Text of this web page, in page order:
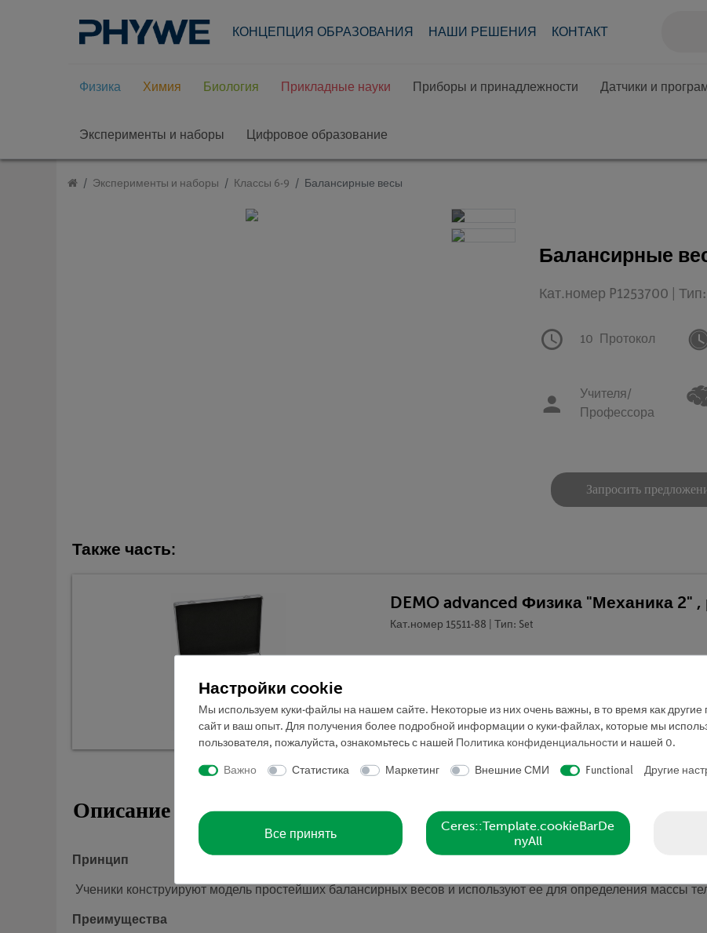
КОНЦЕПЦИЯ ОБРАЗОВАНИЯ НАШИ РЕШЕНИЯ КОНТАКТ
Физика Химия Биология Прикладные науки Приборы и принадлежности Датчики и
Эксперименты и наборы Цифровое образование
Эксперименты и наборы Классы 6-9 Балансирные весы
Балансирные
Кат.номер P1253700 |
10 Протокол
Учителя/
Профессора
Запросить
Также часть:
DEMO advanced Физика "Механика 2"
Кат.номер 15511-88 | Тип: Set
Описание
Принцип
Ученики конструируют модель простейших балансирных весов и используют ее для определения массы
Преимущества
Настройки cookie
Мы используем куки-файлы на нашем сайте. Некоторые из них очень важны, в то время как другие
сайт и ваш опыт. Для получения более подробной информации о куки-файлах, которые мы
пользователя, пожалуйста, ознакомьтесь с нашей Политика конфиденциальности и нашей 0.
Важно Статистика Маркетинг Внешние СМИ Functional Другие
Все принять
Ceres::Template.cookieBarDe
nyAll